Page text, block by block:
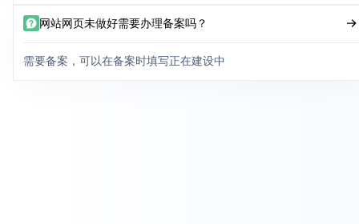
网站网页未做好需要办理备案吗？
需要备案，可以在备案时填写正在建设中